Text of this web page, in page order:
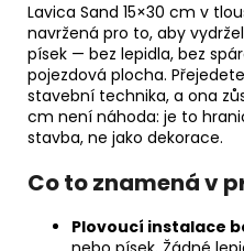
Lavica Sand 15×30 cm v
navržená pro to, aby
písek — bez lepidla, bez
pojezdová plocha.
stavební technika, a ona
cm není náhoda: je to
stavba, ne jako dekorace.
Co to znamená v
Plovoucí instalace